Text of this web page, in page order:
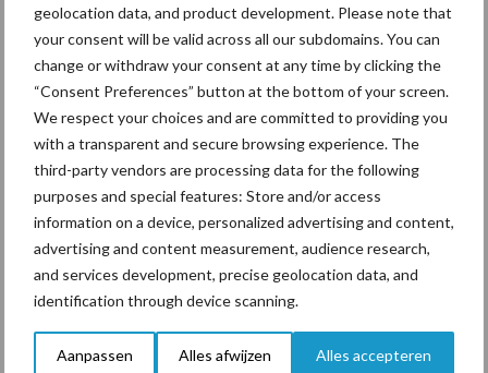
geolocation data, and product development. Please note that
your consent will be valid across all our subdomains. You can
change or withdraw your consent at any time by clicking the
“Consent Preferences” button at the bottom of your screen.
We respect your choices and are committed to providing you
with a transparent and secure browsing experience. The
third-party vendors are processing data for the following
purposes and special features: Store and/or access
information on a device, personalized advertising and content,
advertising and content measurement, audience research,
and services development, precise geolocation data, and
identification through device scanning.
Aanpassen Alles afwijzen Alles accepteren
onderschatte risicofactor
voor mastitis
BoviMove zorgt voor
eenvoudige, sluitende en
betrouwbare
traceerbaarheid van
rundveetransporten
Tien praktische tips voor
een langere levensduur